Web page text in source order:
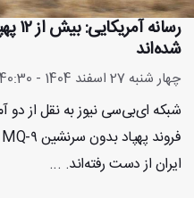
شده‌اند
چهار شنبه 27 اسفند 1404 - 13:40:30
ایران از دست رفته‌اند. ...